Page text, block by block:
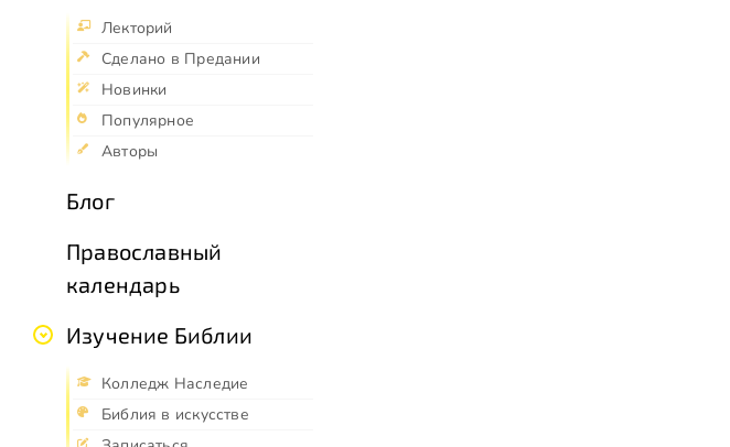
Лекторий
Сделано в Предании
Новинки
Популярное
Авторы
Блог
Православный
календарь
Изучение Библии
Колледж Наследие
Библия в искусстве